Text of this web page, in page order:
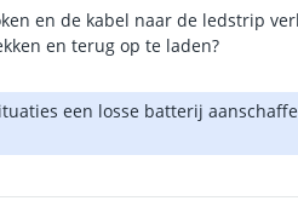
en de kabel naar de ledstrip
en terug op te laden?
een losse batterij